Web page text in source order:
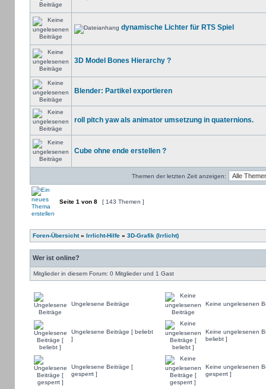
dynamische Lichter für RTS Spiel
3D Model Bones Hierarchy ?
Blender: Partikel exportieren
roll pitch yaw als animator umsetzung in quaternions.
Cube ohne ende erstellen ?
Themen der letzten Zeit anzeigen:
Seite 1 von 8 [ 143 Themen ]
Foren-Übersicht» Irrlicht-Hilfe» 3D-Grafik (Irrlicht)
Wer ist online?
Mitglieder in diesem Forum: 0 Mitglieder und 1 Gast
Ungelesene Beiträge Keine ungelesenen
Ungelesene Beiträge [ beliebt
]
Keine ungelesenen
beliebt ]
Ungelesene Beiträge [
gesperrt ]
Keine ungelesenen
gesperrt ]